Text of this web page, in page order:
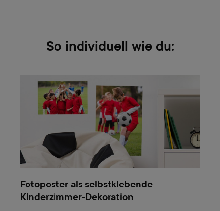
So individuell wie du:
Fotoposter als selbstklebende
Kinderzimmer-Dekoration